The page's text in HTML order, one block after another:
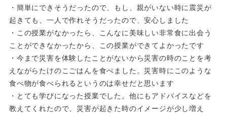
・簡単にできそうだったので、もし、親がいない時に震災が
起きても、一人で作れそうだったので、安心しました
・この授業がなかったら、こんなに美味しい非常食に出会う
ことができなかったから、この授業ができてよかったです
・今まで災害を体験したことがないから災害の時のことを考
えながらたけのこごはんを食べました。災害時にこのよ うな
食べ物が食べられるというのは幸せだと思います
・とても学びになった授業でした。他にもアドバイスなどを
教えてくれたので、災害が起きた時のイメージが少し増え